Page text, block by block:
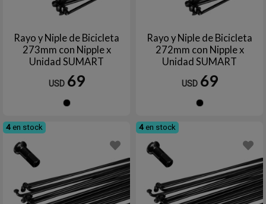
Rayo y Niple de Bicicleta
273mm con Nipple x
Unidad SUMART
USD 69
Rayo y Niple de Bicicleta
272mm con Nipple x
Unidad SUMART
USD 69
4 en stock 4 en stock